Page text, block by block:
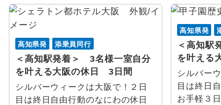
高知県発 添乗員同行
＜高知駅発着＞ 3名様一室自分
を叶える大阪の休日 3日間
シルバーウィークは大阪で！２日
目は終日自由行動のなにわの休日
高知県発
＜高知駅
を叶える
シルバー
目は終日
お手軽３